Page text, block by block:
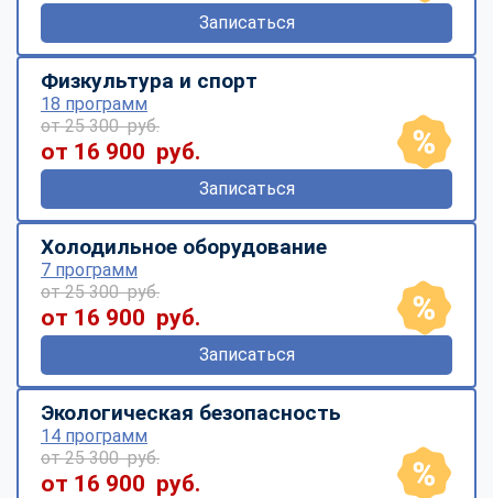
Записаться
Физкультура и спорт
18 программ
от 25 300 руб.
от 16 900 руб.
Записаться
Холодильное оборудование
7 программ
от 25 300 руб.
от 16 900 руб.
Записаться
Экологическая безопасность
14 программ
от 25 300 руб.
от 16 900 руб.